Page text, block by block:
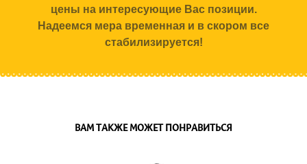
цены на интересующие Вас позиции.
Надеемся мера временная и в скором все
стабилизируется!
ВАМ ТАКЖЕ МОЖЕТ ПОНРАВИТЬСЯ